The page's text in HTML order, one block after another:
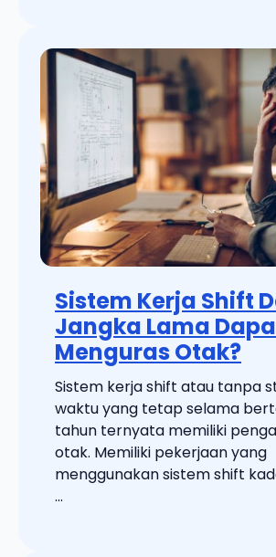
Sistem Kerja Shift
Jangka Lama
Menguras Otak?
Sistem kerja shift atau tanpa
waktu yang tetap selama
tahun ternyata memiliki
otak. Memiliki pekerjaan yang
menggunakan sistem shift
...